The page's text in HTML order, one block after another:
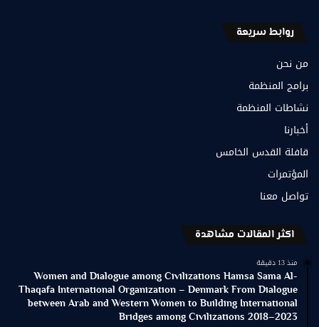
روابط سريعة
من نحن
برامج المنظمة
نشاطات المنظمة
أخبارنا
قافلة القدس الخامس
المؤتمرات
تواصل معنا
اكثر المقالات مشاهدة
منذ 13 دقيقة
Women and Dialogue among Civilizations Hamsa Sama Al-
Thaqafa International Organization – Denmark From Dialogue
between Arab and Western Women to Building International
Bridges among Civilizations 2018–2023